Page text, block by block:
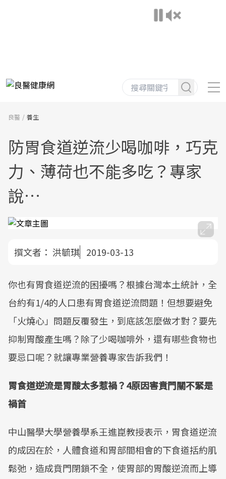
良醫 養生
防胃食道逆流少喝咖啡，巧克
力、薄荷也不能多吃？專家
說…
撰文者： 洪毓琪 2019-03-13
你也有胃食道逆流的困擾嗎？根據台灣本土統計，全
台約有1/4的人口患有胃食道逆流問題！但想要避免
「火燒心」問題反覆發生，到底該怎麼做才對？要先
抑制胃酸產生嗎？除了少喝咖啡外，還有哪些食物也
要忌口呢？就讓專業營養專家告訴我們！
胃食道逆流是胃酸太多惹禍？4原因害賁門關不緊是
禍首
中山醫學大學營養學系王進崑教授表示，胃食道逆流
的成因在於，人體食道和胃部間相會的下食道括約肌
鬆弛，造成賁門閉鎖不全，使胃部的胃酸逆流而上導